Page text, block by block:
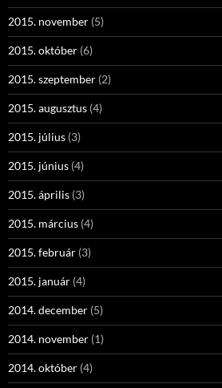
2015. november (5)
2015. október (6)
2015. szeptember (2)
2015. augusztus (4)
2015. július (3)
2015. június (4)
2015. április (3)
2015. március (4)
2015. február (3)
2015. január (4)
2014. december (5)
2014. november (1)
2014. október (4)